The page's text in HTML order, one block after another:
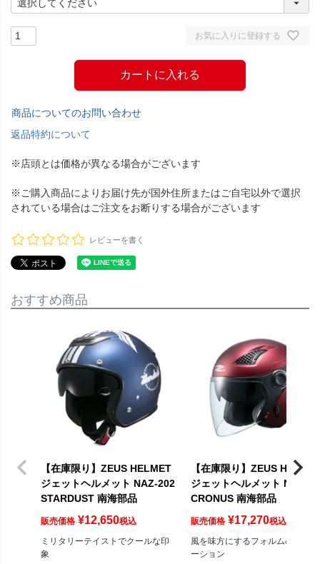
お気に入りに登録する
カートに入れる
商品についてのお問い合わせ
返品特約について
※店頭とは価格が異なる場合がございます
※ご購入商品によりお届け先が国外住所またはご自宅以外で選択
されている場合はご注文をお断りする場合がございます
レビューを書く
おすすめ商品
【在庫限り】ZEUS HELMET
ジェットヘルメット NAZ-202
STARDUST 南海部品
販売価格 ¥12,650税込
ミリタリーテイストでクールな印
象
【在庫限り】ZEUS
ジェットヘルメット NAZ-
CRONUS 南海部品
販売価格 ¥17,270税込
風を味方にするフォルム&ベンチ
ーション